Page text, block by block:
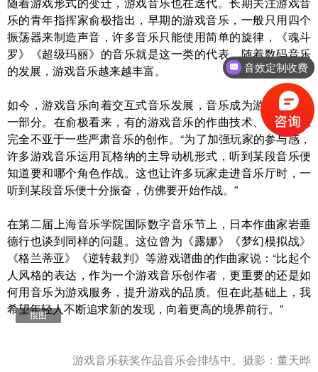
乐的青年指挥家俞极指出，早期的游戏音乐，一般只用四个
振荡器来制造声音，许多音乐只能使用简单的旋律，《魂斗
罗》《超级玛丽》的音乐就是这一类的代表。随着数码音乐
的发展，游戏音乐越来越丰富。
如今，游戏音乐向着交互式音乐发展，音乐成为游戏有机的
一部分。在俞极看来，有的游戏音乐的作曲技术、创新巧思
完全不亚于一些严肃音乐的创作。“为了加强玩家的参与感，
许多游戏音乐运用瓦格纳的主导动机形式，听到某段音乐便
知道要和哪个角色作战。这也让许多玩家走进音乐厅时，一
听到某段音乐便十分振奋，仿佛要开始作战。”
在第二届上海音乐学院国际数字音乐节上，日本作曲家岩垂
德行也谈到同样的问题。这位曾为《露娜》《梦幻模拟战》
《格兰蒂亚》《逆转裁判》等游戏谱曲的作曲家说：“比起个
人风格的表达，作为一个游戏音乐创作者，更重要的还是如
何用音乐为游戏服务，提升游戏的品质。但在此基础上，我
希望年轻人不断追求新的发现，向着更高的境界前行。”
搜图
游戏音乐获奖作品音乐会排练中。摄影：董天晔
音效定制收费